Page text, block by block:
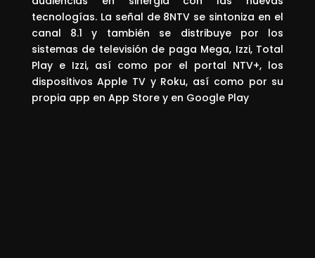
tecnologías. La señal de 8NTV se sintoniza en el
canal 8.1 y también se distribuye por los
sistemas de televisión de paga Mega, Izzi, Total
Play e Izzi, así como por el portal NTV+, los
dispositivos Apple TV y Roku, así como por su
propia app en App Store y en Google Play